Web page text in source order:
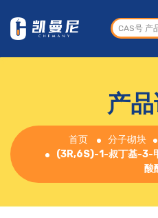
产
首页 分子砌块
(3R,6S)-1-叔丁基-3-
酸